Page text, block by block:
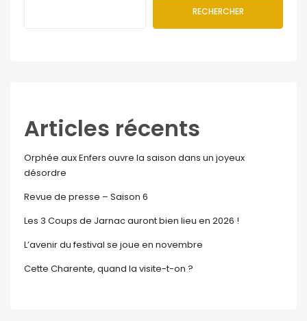
RECHERCHER
Articles récents
Orphée aux Enfers ouvre la saison dans un joyeux
désordre
Revue de presse – Saison 6
Les 3 Coups de Jarnac auront bien lieu en 2026 !
L’avenir du festival se joue en novembre
Cette Charente, quand la visite-t-on ?